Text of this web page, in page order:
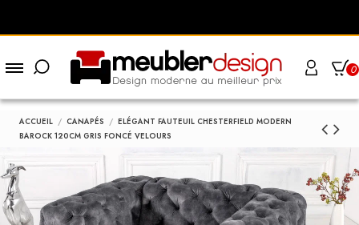
0
ACCUEIL CANAPÉS
ELÉGANT FAUTEUIL CHESTERFIELD MODERN
BAROCK 120CM GRIS FONCÉ VELOURS